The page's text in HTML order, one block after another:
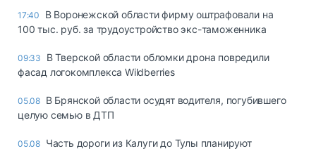
17:40
В Воронежской области фирму оштрафовали на
100 тыс. руб. за трудоустройство экс-таможенника
09:33
В Тверской области обломки дрона повредили
фасад логокомплекса Wildberries
05.08 В Брянской области осудят водителя, погубившего
целую семью в ДТП
05.08 Часть дороги из Калуги до Тулы планируют